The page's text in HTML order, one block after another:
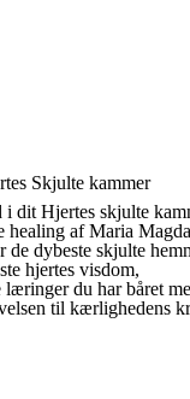
Skjulte kammer
i dit Hjertes skjulte
healing af Maria
dybeste skjulte
hjertes visdom,
du har båret
til kærlighedens